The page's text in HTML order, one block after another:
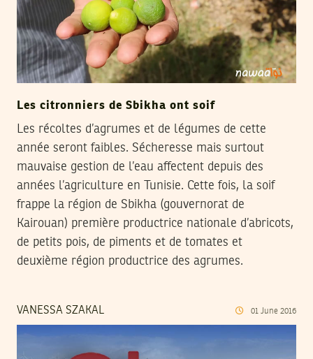
Les citronniers de Sbikha ont soif
Les récoltes d’agrumes et de légumes de cette
année seront faibles. Sécheresse mais surtout
mauvaise gestion de l’eau affectent depuis des
années l’agriculture en Tunisie. Cette fois, la soif
frappe la région de Sbikha (gouvernorat de
Kairouan) première productrice nationale d’abricots,
de petits pois, de piments et de tomates et
deuxième région productrice des agrumes.
VANESSA SZAKAL 01 June 2016